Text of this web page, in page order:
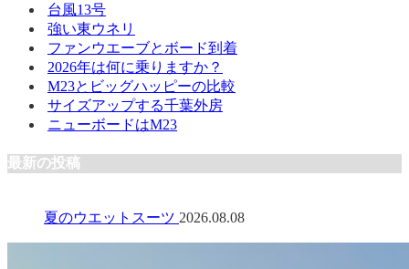
台風13号
強い東ウネリ
ファンウエーブとボード到着
2026年は何に乗りますか？
M23とビッグハッピーの比較
サイズアップする千葉外房
ニューボードはM23
最新の投稿
夏のウエットスーツ 2026.08.08